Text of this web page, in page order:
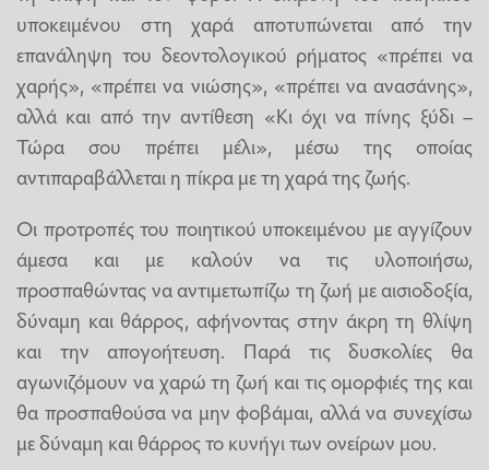
υποκειμένου στη χαρά αποτυπώνεται από την
επανάληψη του δεοντολογικού ρήματος «πρέπει να
χαρής», «πρέπει να νιώσης», «πρέπει να ανασάνης»,
αλλά και από την αντίθεση «Κι όχι να πίνης ξύδι –
Τώρα σου πρέπει μέλι», μέσω της οποίας
αντιπαραβάλλεται η πίκρα με τη χαρά της ζωής.
Οι προτροπές του ποιητικού υποκειμένου με αγγίζουν
άμεσα και με καλούν να τις υλοποιήσω,
προσπαθώντας να αντιμετωπίζω τη ζωή με αισιοδοξία,
δύναμη και θάρρος, αφήνοντας στην άκρη τη θλίψη
και την απογοήτευση. Παρά τις δυσκολίες θα
αγωνιζόμουν να χαρώ τη ζωή και τις ομορφιές της και
θα προσπαθούσα να μην φοβάμαι, αλλά να συνεχίσω
με δύναμη και θάρρος το κυνήγι των ονείρων μου.